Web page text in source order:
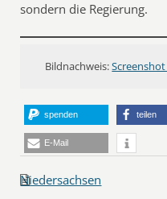
sondern die Regierung.
Bildnachweis:Screenshot
spenden teilen
E-Mail
Niedersachsen